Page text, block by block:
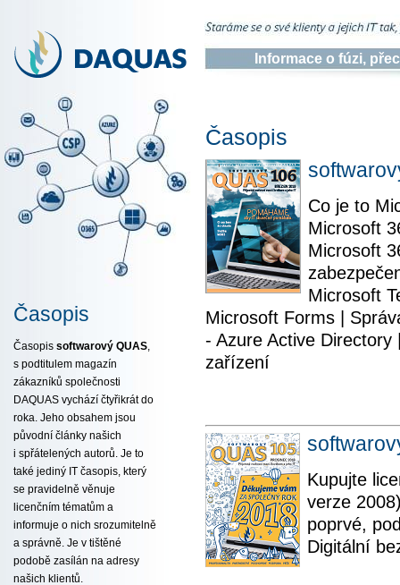
Informace o fúzi,
Časopis
Časopis softwarový QUAS
s podtitulem magazín
zákazníků společnosti
DAQUAS vychází čtyřikrát do
roka. Jeho obsahem jsou
původní články našich
i spřátelených autorů. Je to
také jediný IT časopis, který
se pravidelně věnuje
licenčním tématům a
informuje o nich srozumitelně
a správně. Je v tištěné
podobě zasílán na adresy
našich klientů.
Časopis
Co je to
Microsoft
Microsoft
Microsoft
Microsoft Forms |
- Azure Active
zařízení
Kupujte
verze
poprvé,
Digitální